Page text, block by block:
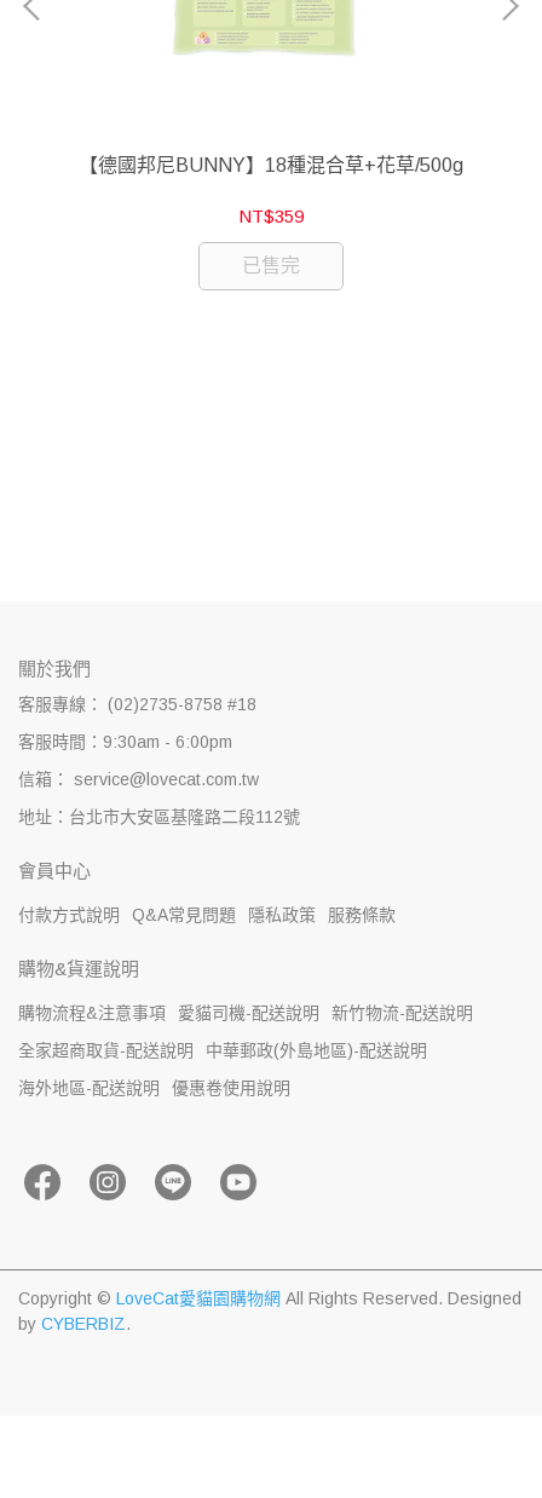
【德國邦尼BUNNY】18種混合草+花草/500g
NT$359
已售完
關於我們
客服專線： (02)2735-8758 #18
客服時間：9:30am - 6:00pm
信箱： service@lovecat.com.tw
地址：台北市大安區基隆路二段112號
會員中心
付款方式說明 Q&A常見問題 隱私政策 服務條款
購物&貨運說明
購物流程&注意事項 愛貓司機-配送說明
新竹物流-配送說明
全家超商取貨-配送說明
中華郵政(外島地區)-配送說明
海外地區-配送說明
優惠卷使用說明
Copyright © LoveCat愛貓園購物網 All Rights Reserved. Designed
by CYBERBIZ.